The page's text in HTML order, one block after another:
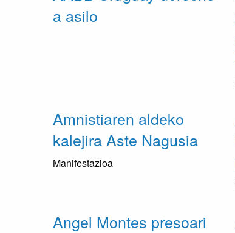
a asilo
Amnistiaren aldeko
kalejira Aste Nagusia
Manifestazioa
Angel Montes presoari